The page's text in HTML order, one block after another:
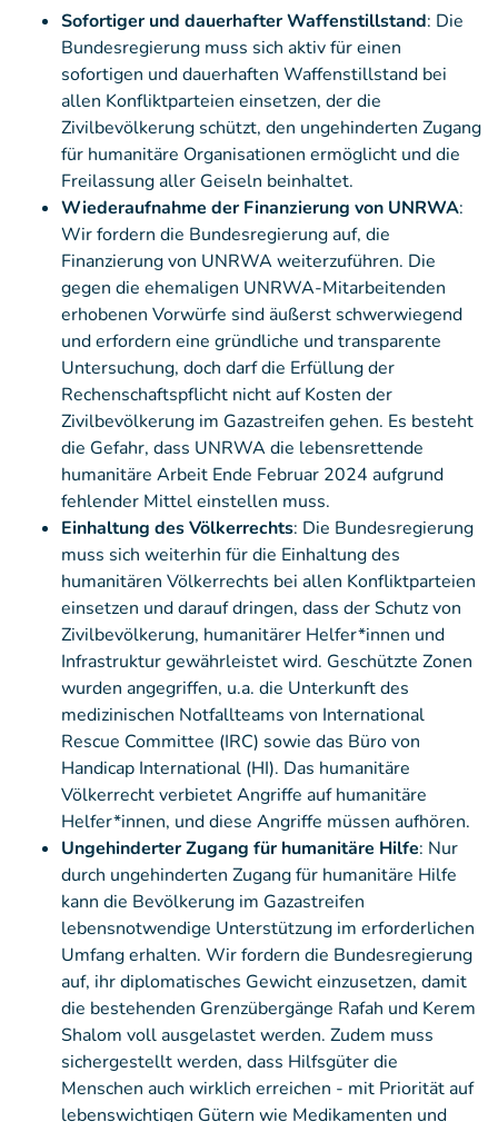
Sofortiger und dauerhafter Waffenstillstand: Die
Bundesregierung muss sich aktiv für einen
sofortigen und dauerhaften Waffenstillstand bei
allen Konfliktparteien einsetzen, der die
Zivilbevölkerung schützt, den ungehinderten Zugang
für humanitäre Organisationen ermöglicht und die
Freilassung aller Geiseln beinhaltet.
Wiederaufnahme der Finanzierung von UNRWA:
Wir fordern die Bundesregierung auf, die
Finanzierung von UNRWA weiterzuführen. Die
gegen die ehemaligen UNRWA-Mitarbeitenden
erhobenen Vorwürfe sind äußerst schwerwiegend
und erfordern eine gründliche und transparente
Untersuchung, doch darf die Erfüllung der
Rechenschaftspflicht nicht auf Kosten der
Zivilbevölkerung im Gazastreifen gehen. Es besteht
die Gefahr, dass UNRWA die lebensrettende
humanitäre Arbeit Ende Februar 2024 aufgrund
fehlender Mittel einstellen muss.
Einhaltung des Völkerrechts: Die Bundesregierung
muss sich weiterhin für die Einhaltung des
humanitären Völkerrechts bei allen Konfliktparteien
einsetzen und darauf dringen, dass der Schutz von
Zivilbevölkerung, humanitärer Helfer*innen und
Infrastruktur gewährleistet wird. Geschützte Zonen
wurden angegriffen, u.a. die Unterkunft des
medizinischen Notfallteams von International
Rescue Committee (IRC) sowie das Büro von
Handicap International (HI). Das humanitäre
Völkerrecht verbietet Angriffe auf humanitäre
Helfer*innen, und diese Angriffe müssen aufhören.
Ungehinderter Zugang für humanitäre Hilfe: Nur
durch ungehinderten Zugang für humanitäre Hilfe
kann die Bevölkerung im Gazastreifen
lebensnotwendige Unterstützung im erforderlichen
Umfang erhalten. Wir fordern die Bundesregierung
auf, ihr diplomatisches Gewicht einzusetzen, damit
die bestehenden Grenzübergänge Rafah und Kerem
Shalom voll ausgelastet werden. Zudem muss
sichergestellt werden, dass Hilfsgüter die
Menschen auch wirklich erreichen - mit Priorität auf
lebenswichtigen Gütern wie Medikamenten und